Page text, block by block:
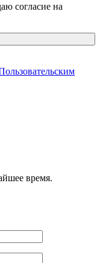
согласие на
время.